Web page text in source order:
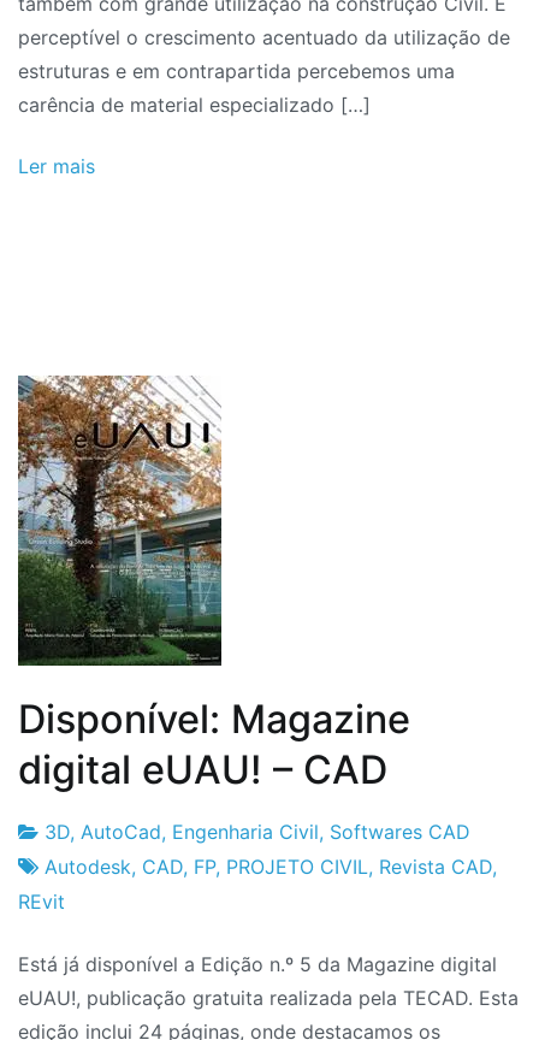
Metálicas
perceptível o crescimento acentuado da utilização de
estruturas e em contrapartida percebemos uma
carência de material especializado […]
Ler mais
Disponível: Magazine
digital eUAU! – CAD
Fabrica
do
19
de
de
2010
3D, AutoCad, Engenharia Civil, Softwares CAD
Autodesk, CAD, FP, PROJETO CIVIL, Revista CAD,
REvit
Está já disponível a Edição n.º 5 da Magazine digital
eUAU!, publicação gratuita realizada pela TECAD. Esta
edição inclui 24 páginas, onde destacamos os